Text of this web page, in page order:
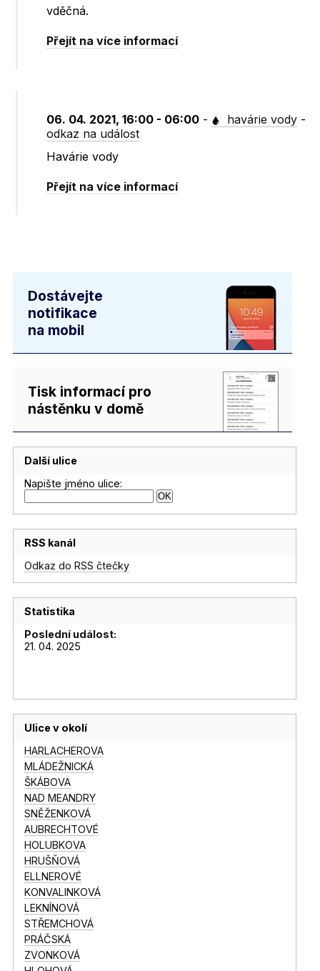
vděčná.
Přejít na více informací
06. 04. 2021, 16:00 - 06:00 - havárie vody -
odkaz na událost
Havárie vody
Přejít na více informací
Dostávejte
notifikace
na mobil
Tisk informací pro
nástěnku v domě
Další ulice
Napište jméno ulice:
RSS kanál
Odkaz do RSS čtečky
Statistika
Poslední událost:
21. 04. 2025
Ulice v okolí
HARLACHEROVA
MLÁDEŽNICKÁ
ŠKÁBOVA
NAD MEANDRY
SNĚŽENKOVÁ
AUBRECHTOVÉ
HOLUBKOVA
HRUŠŇOVÁ
ELLNEROVÉ
KONVALINKOVÁ
LEKNÍNOVÁ
STŘEMCHOVÁ
PRÁČSKÁ
ZVONKOVÁ